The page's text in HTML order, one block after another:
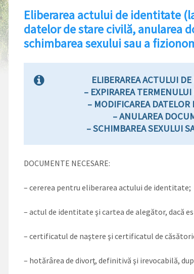
Eliberarea actului de identitate
datelor de stare civilă, anularea
schimbarea sexului sau a
ELIBERAREA ACTULUI
– EXPIRAREA
– MODIFICAREA DATELOR
– ANULAREA
– SCHIMBAREA SEXULUI
DOCUMENTE NECESARE:
– cererea pentru eliberarea actului de identitate;
– actul de identitate şi cartea de alegător, dacă
– certificatul de naştere şi certificatul de
– hotărârea de divorţ, definitivă şi irevocabilă,